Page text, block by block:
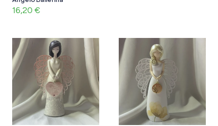
16,20 €